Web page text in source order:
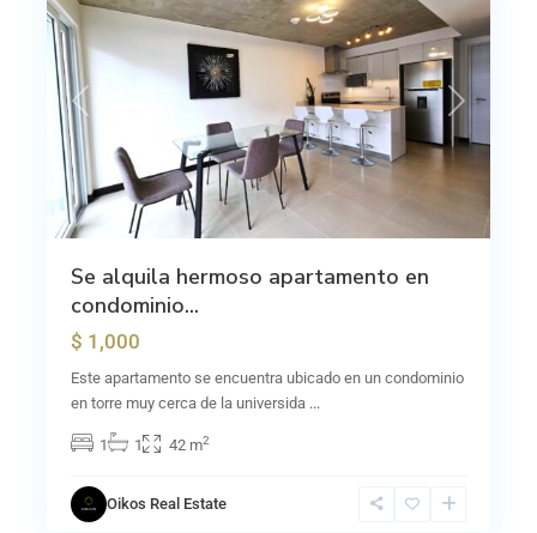
Previous Next
Se alquila hermoso apartamento en
condominio...
$ 1,000
Este apartamento se encuentra ubicado en un condominio
en torre muy cerca de la universida ...
1 1 42 m2
Oikos Real Estate